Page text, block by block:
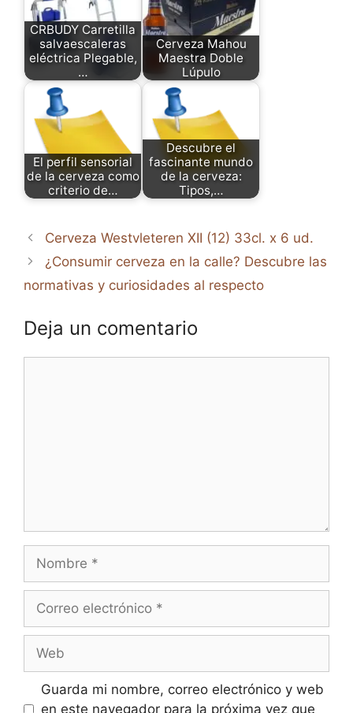
CRBUDY Carretilla
salvaescaleras
eléctrica Plegable,
…
Cerveza Mahou
Maestra Doble
Lúpulo
El perfil sensorial
de la cerveza como
criterio de…
Descubre el
fascinante mundo
de la cerveza:
Tipos,…
Cerveza Westvleteren XII (12) 33cl. x 6 ud.
¿Consumir cerveza en la calle? Descubre las
normativas y curiosidades al respecto
Deja un comentario
electrónico
Guarda mi nombre, correo electrónico y web
en este navegador para la próxima vez que